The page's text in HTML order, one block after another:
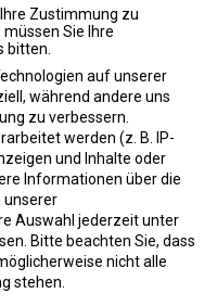
erforderlichen
erforderlichen
und Zuverlässigkeit
Zustimmung zu
Sie Ihre
bitten.
auf unserer
während andere uns
zu verbessern.
werden (z. B. IP-
und Inhalte oder
Informationen über die
unserer
Auswahl jederzeit unter
Bitte beachten Sie, dass
nicht alle
stehen.